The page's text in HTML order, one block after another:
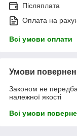
Післяплата
Оплата на
Всі умови оплати
Умови
Законом не
належної якості
Всі умови